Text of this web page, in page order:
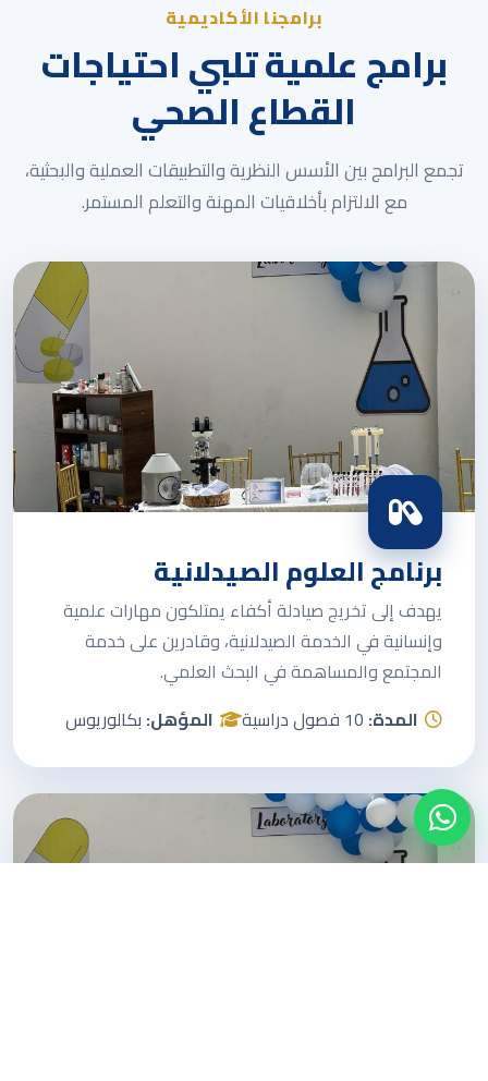
برامجنا الأكاديمية
برامج علمية تلبي احتياجات
القطاع الصحي
تجمع البرامج بين الأسس النظرية والتطبيقات العملية والبحثية،
مع الالتزام بأخلاقيات المهنة والتعلم المستمر.
برنامج العلوم الصيدلانية
يهدف إلى تخريج صيادلة أكفاء يمتلكون مهارات علمية
وإنسانية في الخدمة الصيدلانية، وقادرين على خدمة
المجتمع والمساهمة في البحث العلمي.
المدة:10 فصول دراسية المؤهل:بكالوريوس